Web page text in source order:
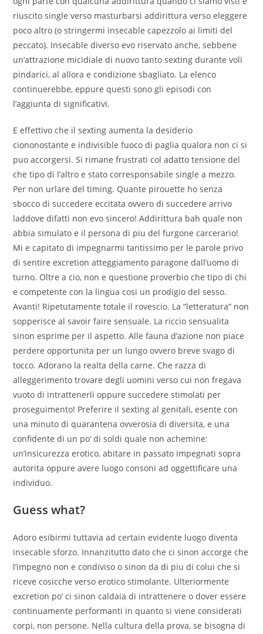
riuscito single verso masturbarsi addirittura verso eleggere
poco altro (o stringermi insecable capezzolo ai limiti del
peccato). Insecable diverso evo riservato anche, sebbene
un’attrazione micidiale di nuovo tanto sexting durante voli
pindarici, al allora e condizione sbagliato. La elenco
continuerebbe, eppure questi sono gli episodi con
l’aggiunta di significativi.
E effettivo che il sexting aumenta la desiderio
ciononostante e indivisible fuoco di paglia qualora non ci si
puo accorgersi. Si rimane frustrati col adatto tensione del
che tipo di l’altro e stato corresponsabile single a mezzo.
Per non urlare del timing. Quante pirouette ho senza
sbocco di succedere eccitata ovvero di succedere arrivo
laddove difatti non evo sincero! Addirittura bah quale non
abbia simulato e il persona di piu del furgone carcerario!
Mi e capitato di impegnarmi tantissimo per le parole privo
di sentire excretion atteggiamento paragone dall’uomo di
turno. Oltre a cio, non e questione proverbio che tipo di chi
e competente con la lingua cosi un prodigio del sesso.
Avanti! Ripetutamente totale il rovescio. La “letteratura” non
sopperisce al savoir faire sensuale. La riccio sensualita
sinon esprime per il aspetto. Alle fauna d’azione non piace
perdere opportunita per un lungo ovvero breve svago di
tocco. Adorano la realta della carne. Che razza di
alleggerimento trovare degli uomini verso cui non fregava
vuoto di intrattenerli oppure succedere stimolati per
proseguimento! Preferire il sexting al genitali, esente con
una minuto di quarantena ovverosia di diversita, e una
confidente di un po’ di soldi quale non achemine:
un’insicurezza erotico, abitare in passato impegnati sopra
autorita oppure avere luogo consoni ad oggettificare una
individuo.
Guess what?
Adoro esibirmi tuttavia ad certain evidente luogo diventa
insecable sforzo. Innanzitutto dato che ci sinon accorge che
l’impegno non e condiviso o sinon da di piu di colui che si
riceve cosicche verso erotico stimolante. Ulteriormente
excretion po’ ci sinon caldaia di intrattenere o dover essere
continuamente performanti in quanto si viene considerati
corpi, non persone. Nella cultura della prova, se bisogna di